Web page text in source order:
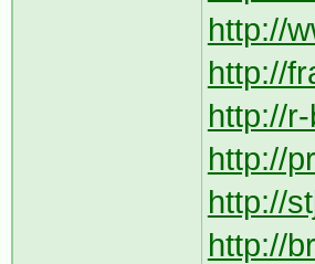
http://
http://
http://
http://
http://
http://